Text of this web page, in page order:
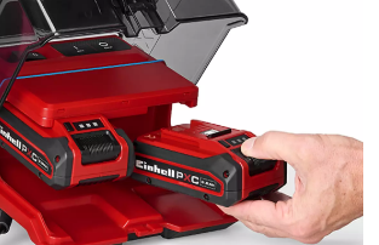
Wir benötigen deine Zustimmung, um
Google Maps laden zu können!
This content is not permitted to load due
to trackers that are not disclosed to the
visitor. The website owner needs to setup
site with their CMP to add this content